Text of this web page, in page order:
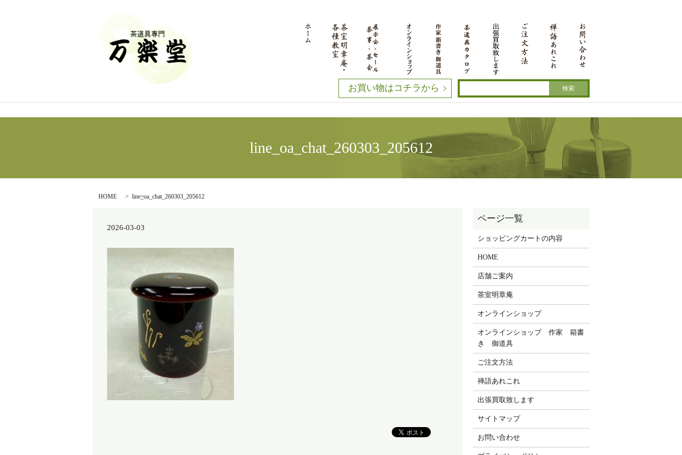
お買い物はコチラから
line_oa_chat_260303_205612
HOME line_oa_chat_260303_205612
2026-03-03
ショッピングカートの内容
HOME
店舗ご案内
茶室明章庵
オンラインショップ
オンラインショップ 作家 箱書
き 御道具
ご注文方法
禅語あれこれ
出張買取致します
サイトマップ
お問い合わせ